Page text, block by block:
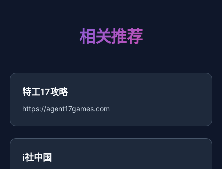
相关推荐
特工17攻略
https://agent17games.com
i社中国